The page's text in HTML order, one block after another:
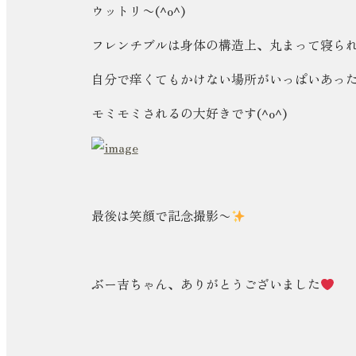
ウットリ〜(^o^)
フレンチブルは身体の構造上、丸まって寝ら
自分で痒くてもかけない場所がいっぱいあっ
モミモミされるの大好きです(^o^)
最後は笑顔で記念撮影〜
ぶー吉ちゃん、ありがとうございました